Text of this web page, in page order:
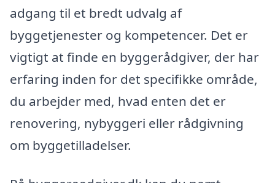
adgang til et bredt udvalg af
byggetjenester og kompetencer. Det er
vigtigt at finde en byggerådgiver, der har
erfaring inden for det specifikke område,
du arbejder med, hvad enten det er
renovering, nybyggeri eller rådgivning
om byggetilladelser.